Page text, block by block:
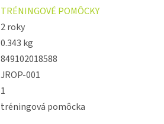
TRÉNINGOVÉ POMÔCKY
2 roky
0.343 kg
849102018588
JROP-001
1
tréningová pomôcka